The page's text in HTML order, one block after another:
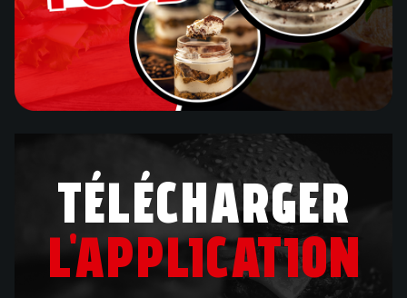
TÉLÉCHARGER
L'APPLICATION